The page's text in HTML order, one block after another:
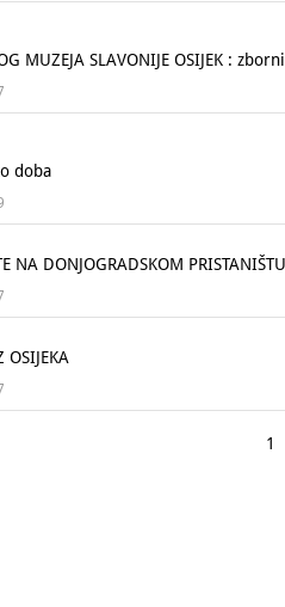
MUZEJA SLAVONIJE OSIJEK :
doba
NA DONJOGRADSKOM
1